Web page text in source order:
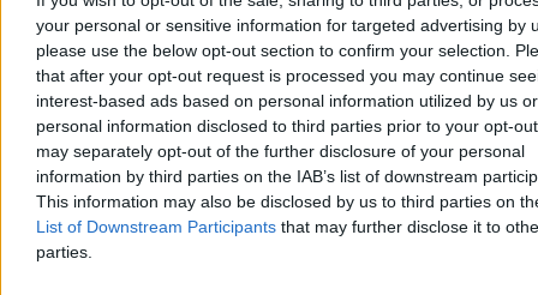
your personal or sensitive information for targeted advertising by
please use the below opt-out section to confirm your selection.
that after your opt-out request is processed you may continue
interest-based ads based on personal information utilized by us or
personal information disclosed to third parties prior to your opt-
may separately opt-out of the further disclosure of your personal
information by third parties on the IAB’s list of downstream
This information may also be disclosed by us to third parties on
List of Downstream Participants that may further disclose it to
parties.
Banki zapowiadają zmiany, będzie trudniej o
kredyt? „Ograniczenia mogą być bardzo różne”
Na rynku hipotek będziemy świadkami ciekawego paradoksu –
wynika z najnowszego raportu Narodowego Banku Polskiego o
sytuacji na rynku kredytowym. Banki działające w Polsce
zapowiadają, że w III kwartale zaostrzą kryteria przyznawania
finansowania na zakup własnego M. Jednocześnie spodziewają się,
że popyt na kredyty hipoteczne pójdzie w górę. Czy potencjalni
kredytobiorcy będą mieli w najbliższym czasie pod górkę?